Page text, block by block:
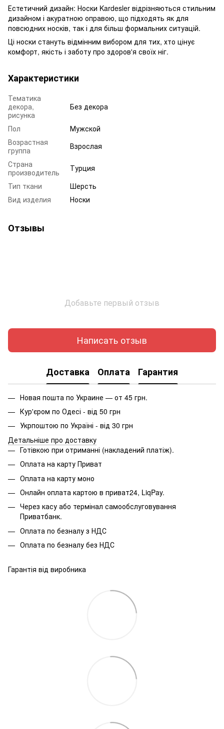
Естетичний дизайн: Носки Kardesler відрізняються стильним
дизайном і акуратною оправою, що підходять як для
повсюдних носків, так і для більш формальних ситуацій.
Ці носки стануть відмінним вибором для тих, хто цінує
комфорт, якість і заботу про здоров'я своїх ніг.
Характеристики
Тематика
декора,
рисунка
Без декора
Пол
Мужской
Возрастная
группа
Взрослая
Страна
производитель
Турция
Тип ткани
Шерсть
Вид изделия
Носки
Отзывы
Добавьте первый отзыв
Написать отзыв
Доставка Оплата Гарантия
Новая пошта по Украине — от 45 грн.
Кур'єром по Одесі - від 50 грн
Укрпоштою по Україні - від 30 грн
Детальніше про доставку
Готівкою при отриманні (накладений платіж).
Оплата на карту Приват
Оплата на карту моно
Онлайн оплата картою в приват24, LiqPay.
Через касу або термінал самообслуговування
Приватбанк.
Оплата по безналу з НДС
Оплата по безналу без НДС
Гарантія від виробника